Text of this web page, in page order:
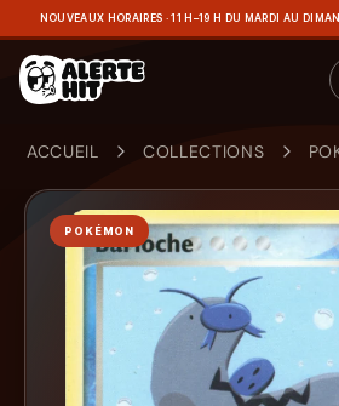
NOUVEAUX HORAIRES · 11 H–19 H DU MARDI AU
ACCUEIL COLLECTIONS
POKÉMON